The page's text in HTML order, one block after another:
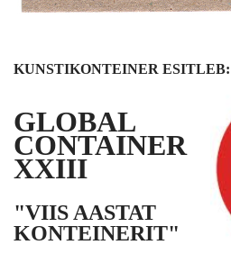
KUNSTIKONTEINER ESITLEB:
GLOBAL
CONTAINER
XXIII
"VIIS AASTAT
KONTEINERIT"